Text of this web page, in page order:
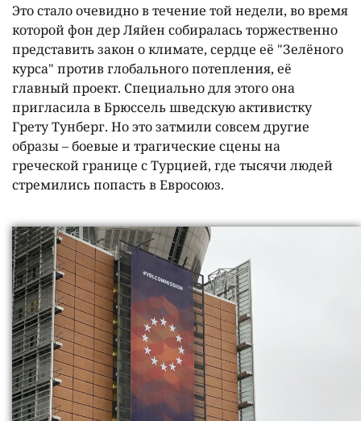
Это стало очевидно в течение той недели, во время
которой фон дер Ляйен собиралась торжественно
представить закон о климате, сердце еë "Зелëного
курса" против глобального потепления, еë
главный проект. Специально для этого она
пригласила в Брюссель шведскую активистку
Грету Тунберг. Но это затмили совсем другие
образы – боевые и трагические сцены на
греческой границе с Турцией, где тысячи людей
стремились попасть в Евросоюз.